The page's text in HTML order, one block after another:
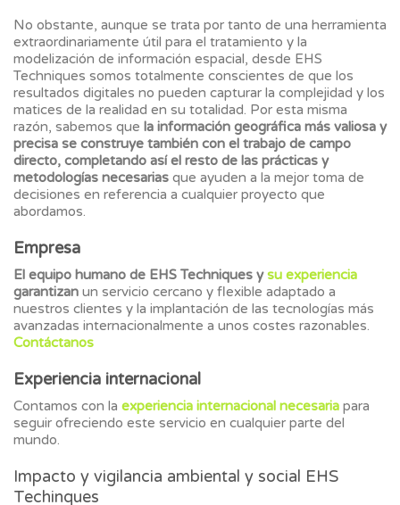
No obstante, aunque se trata por tanto de una herramienta
extraordinariamente útil para el tratamiento y la
modelización de información espacial, desde EHS
Techniques somos totalmente conscientes de que los
resultados digitales no pueden capturar la complejidad y los
matices de la realidad en su totalidad. Por esta misma
razón, sabemos que la información geográfica más valiosa y
precisa se construye también con el trabajo de campo
directo, completando así el resto de las prácticas y
metodologías necesarias que ayuden a la mejor toma de
decisiones en referencia a cualquier proyecto que
abordamos.
Empresa
El equipo humano de EHS Techniques ysu experiencia
garantizan un servicio cercano y flexible adaptado a
nuestros clientes y la implantación de las tecnologías más
avanzadas internacionalmente a unos costes razonables.
Contáctanos
Experiencia internacional
Contamos con la experiencia internacional necesaria para
seguir ofreciendo este servicio en cualquier parte del
mundo.
Impacto y vigilancia ambiental y social EHS
Techinques